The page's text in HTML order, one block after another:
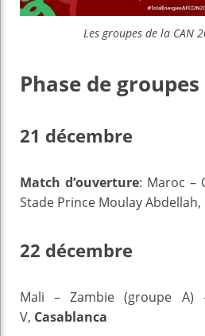
Les groupes de la CAN
Phase de groupes
21 décembre
Match d’ouverture: Maroc –
Stade Prince Moulay Abdellah,
22 décembre
Mali – Zambie (groupe A)
V, Casablanca